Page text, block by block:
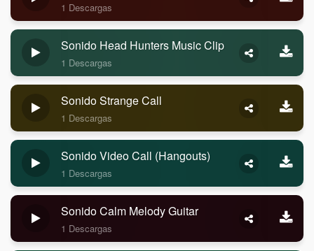
1 Descargas
Sonido Head Hunters Music Clip
1 Descargas
Sonido Strange Call
1 Descargas
Sonido Video Call (Hangouts)
1 Descargas
Sonido Calm Melody Guitar
1 Descargas